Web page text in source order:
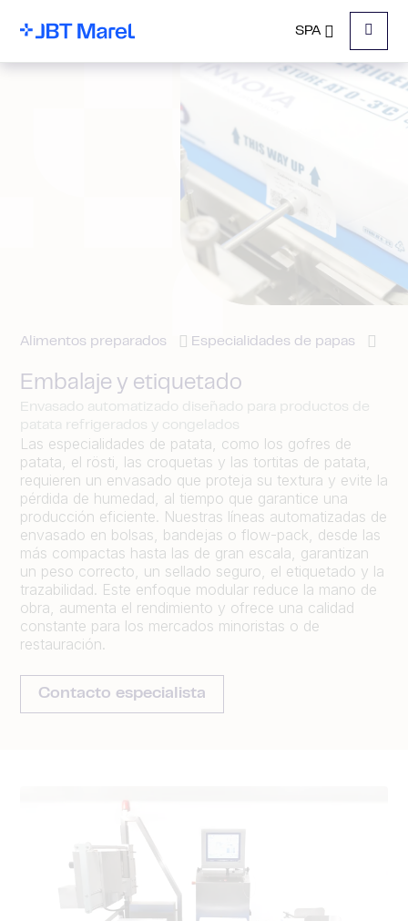
SPA
Menu
Alimentos preparados Especialidades de papas
Embalaje y etiquetado
Envasado automatizado diseñado para productos de
patata refrigerados y congelados
Las especialidades de patata, como los gofres de
patata, el rösti, las croquetas y las tortitas de patata,
requieren un envasado que proteja su textura y evite la
pérdida de humedad, al tiempo que garantice una
producción eficiente. Nuestras líneas automatizadas de
envasado en bolsas, bandejas o flow-pack, desde las
más compactas hasta las de gran escala, garantizan
un peso correcto, un sellado seguro, el etiquetado y la
trazabilidad. Este enfoque modular reduce la mano de
obra, aumenta el rendimiento y ofrece una calidad
constante para los mercados minoristas o de
restauración.
Contacto especialista